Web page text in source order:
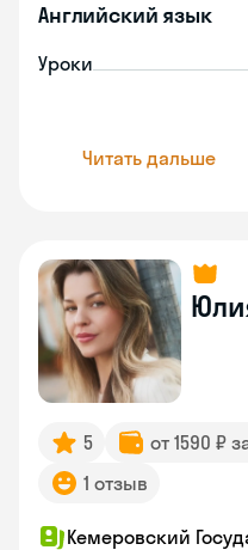
Английский язык
Уроки
Читать дальше
5 от 1590 ₽
1 отзыв
Кемеровский